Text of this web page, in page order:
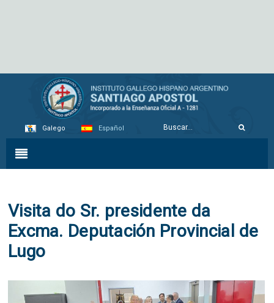
Galego Español
Visita do Sr. presidente da
Excma. Deputación Provincial de
Lugo